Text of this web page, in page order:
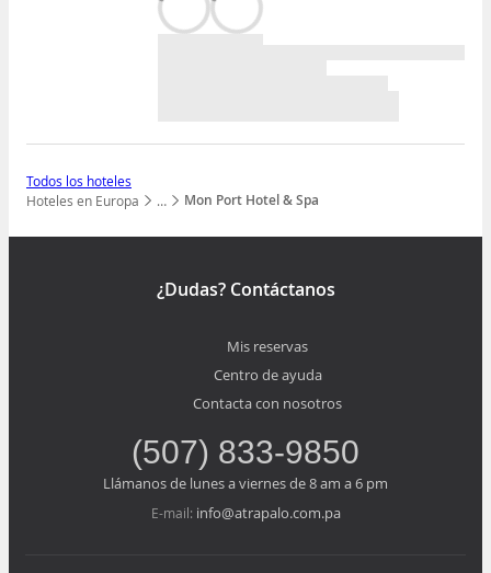
Todos los hoteles
…
Mostrar todos los niveles
Hoteles en Europa Mon Port Hotel & Spa
¿Dudas? Contáctanos
Mis reservas
Centro de ayuda
Contacta con nosotros
(507) 833-9850
Llámanos de lunes a viernes de 8 am a 6 pm
E-mail: info@atrapalo.com.pa